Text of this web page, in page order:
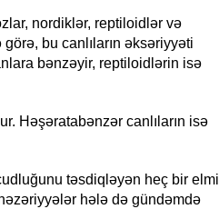
nordiklər, reptiloidlər və
bu canlıların əksəriyyəti
bənzəyir, reptiloidlərin isə
Həşəratabənzər canlıların isə
təsdiqləyən heç bir elmi
hələ də gündəmdə